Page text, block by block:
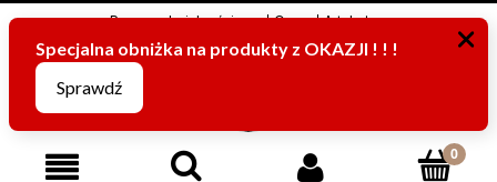
Program Lojalnościowy O nas Artykuły
795816067 (pn-pt od 8:00 -15:00)